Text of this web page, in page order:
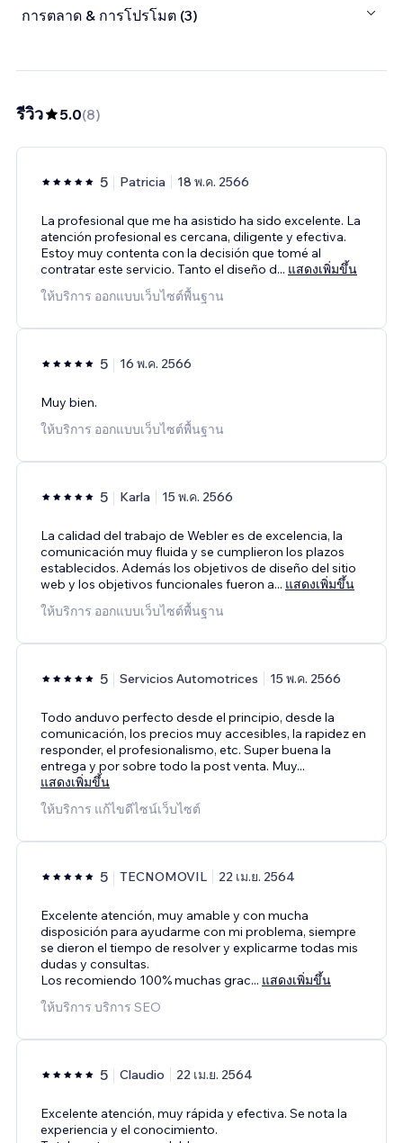
การตลาด & การโปรโมต (3)
รีวิว 5.0(8)
5 Patricia 18 พ.ค. 2566
La profesional que me ha asistido ha sido excelente. La
atención profesional es cercana, diligente y efectiva.
Estoy muy contenta con la decisión que tomé al
contratar este servicio. Tanto el diseño d... แสดงเพิ่มขึ้น
ให้บริการ ออกแบบเว็บไซต์พื้นฐาน
5 16 พ.ค. 2566
Muy bien.
ให้บริการ ออกแบบเว็บไซต์พื้นฐาน
5 Karla 15 พ.ค. 2566
La calidad del trabajo de Webler es de excelencia, la
comunicación muy fluida y se cumplieron los plazos
establecidos. Además los objetivos de diseño del sitio
web y los objetivos funcionales fueron a... แสดงเพิ่มขึ้น
ให้บริการ ออกแบบเว็บไซต์พื้นฐาน
5 Servicios Automotrices 15 พ.ค. 2566
Todo anduvo perfecto desde el principio, desde la
comunicación, los precios muy accesibles, la rapidez en
responder, el profesionalismo, etc. Super buena la
entrega y por sobre todo la post venta. Muy...
แสดงเพิ่มขึ้น
ให้บริการ แก้ไขดีไซน์เว็บไซต์
5 TECNOMOVIL 22 เม.ย. 2564
Excelente atención, muy amable y con mucha
disposición para ayudarme con mi problema, siempre
se dieron el tiempo de resolver y explicarme todas mis
dudas y consultas.
Los recomiendo 100% muchas grac... แสดงเพิ่มขึ้น
ให้บริการ บริการ SEO
5 Claudio 22 เม.ย. 2564
Excelente atención, muy rápida y efectiva. Se nota la
experiencia y el conocimiento.